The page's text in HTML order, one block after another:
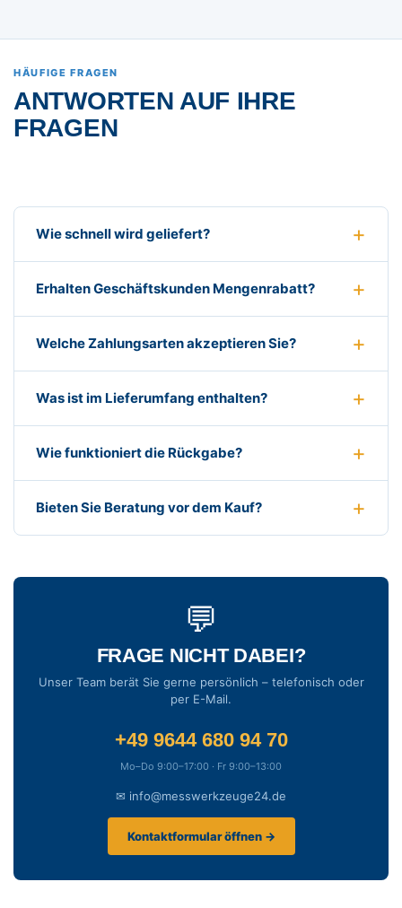
HÄUFIGE FRAGEN
ANTWORTEN AUF IHRE
FRAGEN
Wie schnell wird geliefert?
Erhalten Geschäftskunden Mengenrabatt?
Welche Zahlungsarten akzeptieren Sie?
Was ist im Lieferumfang enthalten?
Wie funktioniert die Rückgabe?
Bieten Sie Beratung vor dem Kauf?
💬
FRAGE NICHT DABEI?
Unser Team berät Sie gerne persönlich – telefonisch oder
per E-Mail.
+49 9644 680 94 70
Mo–Do 9:00–17:00 · Fr 9:00–13:00
✉ info@messwerkzeuge24.de
Kontaktformular öffnen →